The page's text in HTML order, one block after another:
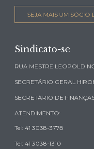
SEJA MAIS UM SÓCIO
Sindicato-se
RUA MESTRE
SECRETÁRIO GERAL
SECRETÁRIO DE
ATENDIMENTO:
Tel: 41 3038-3778
Tel: 41 3038-1310